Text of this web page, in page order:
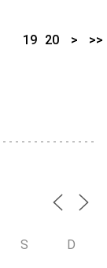
19 20 > >>
S D